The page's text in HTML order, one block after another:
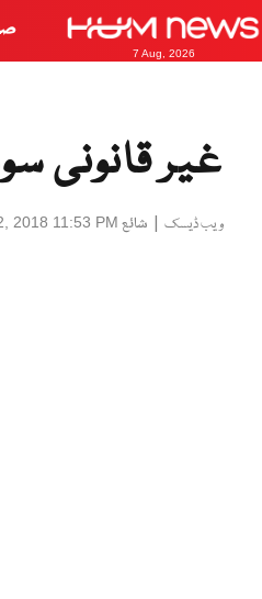
7 Aug, 2026
غیر قانونی
ویب ڈیسک | شائع 2018 11:53 PM